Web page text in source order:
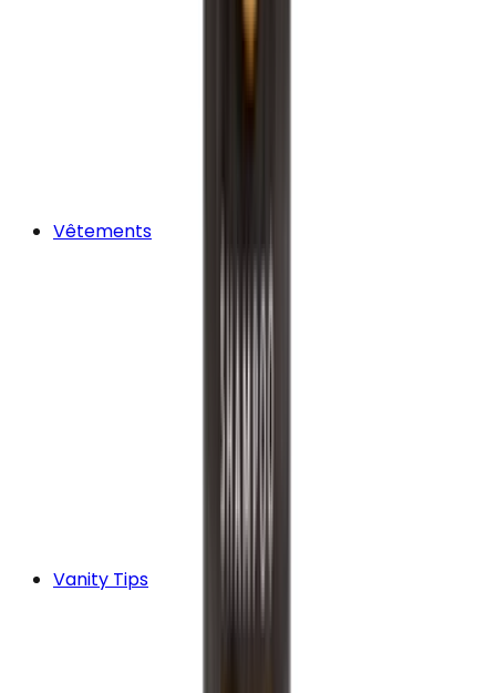
Vêtements
Vanity Tips